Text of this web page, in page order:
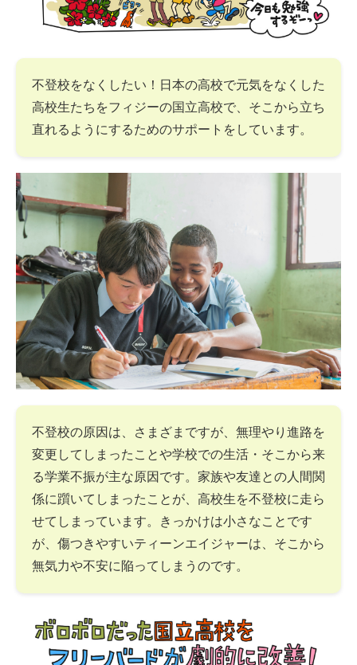
不登校をなくしたい！日本の高校で元気をなくした
高校生たちをフィジーの国立高校で、そこから立ち
直れるようにするためのサポートをしています。
不登校の原因は、さまざまですが、無理やり進路を
変更してしまったことや学校での生活・そこから来
る学業不振が主な原因です。家族や友達との人間関
係に躓いてしまったことが、高校生を不登校に走ら
せてしまっています。きっかけは小さなことです
が、傷つきやすいティーンエイジャーは、そこから
無気力や不安に陥ってしまうのです。